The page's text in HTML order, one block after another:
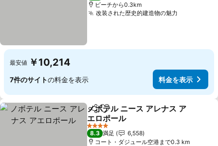
ビーチから0.3km
改装された歴史的建造物の魅力
最安値 ￥10,214
7件のサイトの料金を表示 料金を表示
シェアお気に入りに追加
ノボテル ニース アレナス ア
エロポール
料金を表示
4 ホテルのランク
8.3 満足
6,558
コート・ダジュール空港まで0.3 km